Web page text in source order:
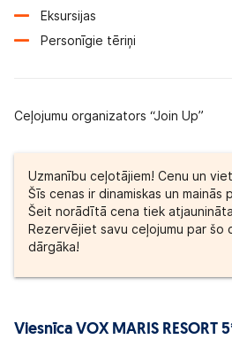
Eksursijas
Personīgie tēriņi
Ceļojumu organizators “Join Up”
Uzmanību ceļotājiem! Cenu un
Šīs cenas ir dinamiskas un mainās
Šeit norādītā cena tiek
Rezervējiet savu ceļojumu par šo
dārgāka!
Viesnīca VOX MARIS RESORT